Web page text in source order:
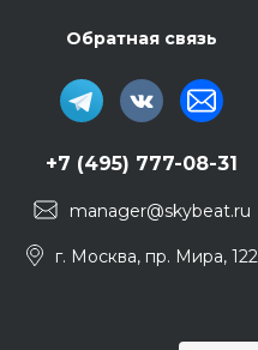
Обратная связь
+7 (495) 777-08-31
manager@skybeat.ru
г. Москва, пр. Мира, 122